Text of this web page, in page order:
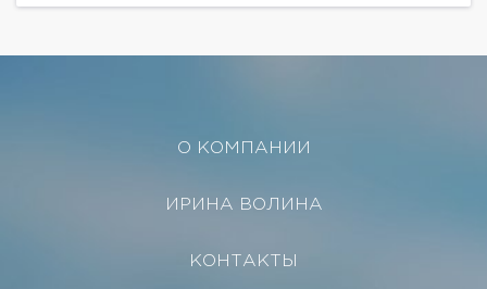
О КОМПАНИИ
ИРИНА ВОЛИНА
КОНТАКТЫ